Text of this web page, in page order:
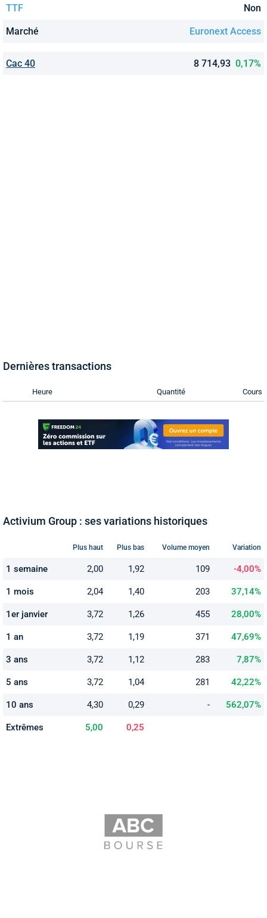
TTF Non
Marché Euronext Access
Cac 40 8 714,93 0,17%
Dernières transactions
Heure Quantité Cours
Activium Group : ses variations historiques
Plus haut Plus bas Volume moyen Variation
1 semaine 2,00 1,92 109 -4,00%
1 mois 2,04 1,40 203 37,14%
1er janvier 3,72 1,26 455 28,00%
1 an 3,72 1,19 371 47,69%
3 ans 3,72 1,12 283 7,87%
5 ans 3,72 1,04 281 42,22%
10 ans 4,30 0,29 - 562,07%
Extrêmes 5,00 0,25